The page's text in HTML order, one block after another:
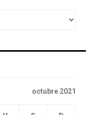
octubre 2021